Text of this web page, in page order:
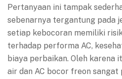
Pertanyaan ini tampak
sebenarnya tergantung pada
setiap kebocoran memiliki
terhadap performa AC,
biaya perbaikan. Oleh karena
air dan AC bocor freon sangat